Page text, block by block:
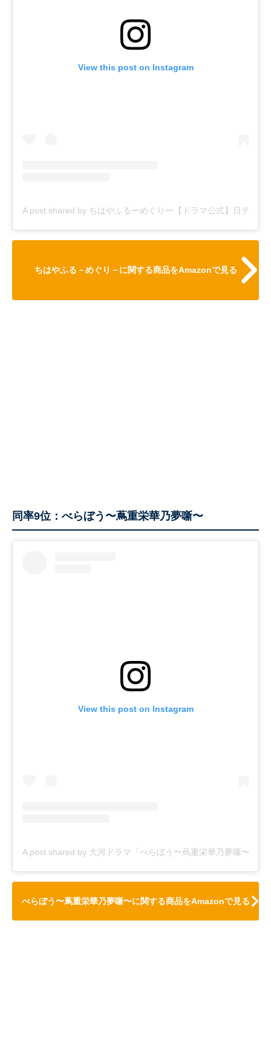
View this post on Instagram
A post shared by ちはやふるーめぐりー【ドラマ公式】日テレ
ちはやふる－めぐり－に関する商品をAmazonで見る
同率9位：べらぼう〜蔦重栄華乃夢噺〜
View this post on Instagram
A post shared by 大河ドラマ「べらぼう〜蔦重栄華乃夢噺〜」
べらぼう〜蔦重栄華乃夢噺〜に関する商品をAmazonで見る